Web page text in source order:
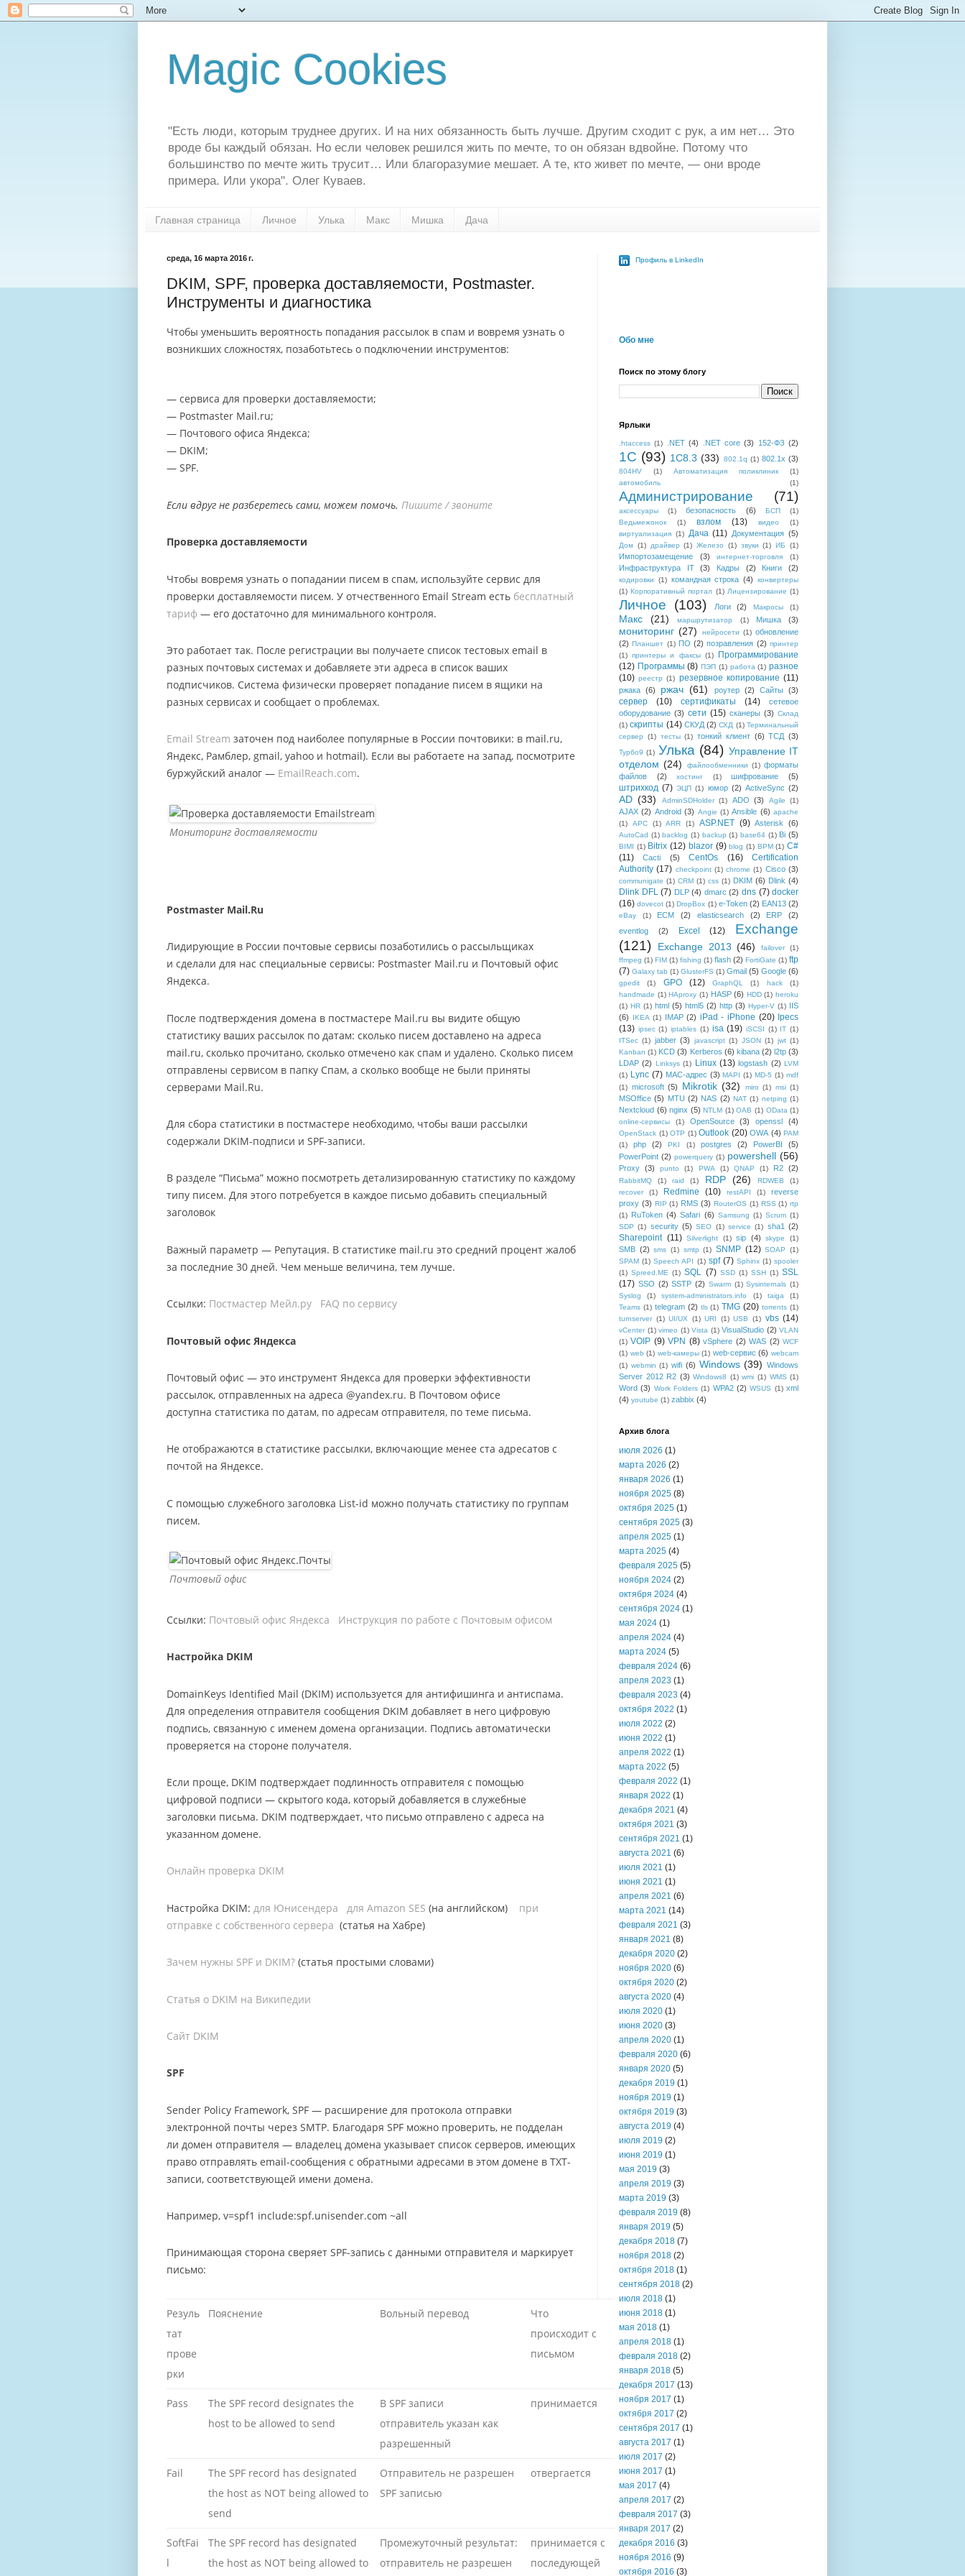
Magic Cookies
"Есть люди, которым труднее других. И на них обязанность быть лучше. Другим сходит с рук, а им нет… Это
вроде бы каждый обязан. Но если человек решился жить по мечте, то он обязан вдвойне. Потому что
большинство по мечте жить трусит… Или благоразумие мешает. А те, кто живет по мечте, — они вроде
примера. Или укора". Олег Куваев.
Главная страница Личное Улька Макс Мишка Дача
среда, 16 марта 2016 г.
DKIM, SPF, проверка доставляемости, Postmaster.
Инструменты и диагностика
Чтобы уменьшить вероятность попадания рассылок в спам и вовремя узнать о
возникших сложностях, позаботьтесь о подключении инструментов:
— сервиса для проверки доставляемости;
— Postmaster Mail.ru;
— Почтового офиса Яндекса;
— DKIM;
— SPF.
Если вдруг не разберетесь сами, можем помочь. Пишите / звоните
Проверка доставляемости
Чтобы вовремя узнать о попадании писем в спам, используйте сервис для
проверки доставляемости писем. У отчественного Email Stream есть бесплатный
тариф — его достаточно для минимального контроля.
Это работает так. После регистрации вы получаете список тестовых email в
разных почтовых системах и добавляете эти адреса в список ваших
подписчиков. Система физически проверяет попадание писем в ящики на
разных сервисах и сообщает о проблемах.
Еmail Stream заточен под наиболее популярные в России почтовики: в mail.ru,
Яндекс, Рамблер, gmail, yahoo и hotmail). Если вы работаете на запад, посмотрите
буржуйский аналог — EmailReach.com.
Мониторинг доставляемости
Postmaster Mail.Ru
Лидирующие в России почтовые сервисы позаботились о рассыльщиках
и сделали для нас специальные сервисы: Postmaster Mail.ru и Почтовый офис
Яндекса.
После подтверждения домена в постмастере Mail.ru вы видите общую
статистику ваших рассылок по датам: сколько писем доставлено на адреса
mail.ru, сколько прочитано, сколько отмечено как спам и удалено. Сколько писем
отправлены сервисом в папку Спам, а сколько вообще не были приняты
серверами Mail.Ru.
Для сбора статистики в постмастере необходимо, чтобы ваши рассылки
содержали DKIM-подписи и SPF-записи.
В разделе “Письма” можно посмотреть детализированную статистику по каждому
типу писем. Для этого потребуется в каждое письмо добавить специальный
заголовок
Важный параметр — Репутация. В статистике mail.ru это средний процент жалоб
за последние 30 дней. Чем меньше величина, тем лучше.
Ссылки: Постмастер Мейл.ру FAQ по сервису
Почтовый офис Яндекса
Почтовый офис — это инструмент Яндекса для проверки эффективности
рассылок, отправленных на адреса @yandex.ru. В Почтовом офисе
доступна статистика по датам, по адресам отправителя, по теме письма.
Не отображаются в статистике рассылки, включающие менее ста адресатов с
почтой на Яндексе.
С помощью служебного заголовка List-id можно получать статистику по группам
писем.
Почтовый офис
Ссылки: Почтовый офис Яндекса Инструкция по работе с Почтовым офисом
Настройка DKIM
DomainKeys Identified Mail (DKIM) используется для антифишинга и антиспама.
Для определения отправителя сообщения DKIM добавляет в него цифровую
подпись, связанную с именем домена организации. Подпись автоматически
проверяется на стороне получателя.
Если проще, DKIM подтверждает подлинность отправителя c помощью
цифровой подписи — скрытого кода, который добавляется в служебные
заголовки письма. DKIM подтверждает, что письмо отправлено с адреса на
указанном домене.
Онлайн проверка DKIM
Настройка DKIM: для Юнисендера для Amazon SES (на английском) при
отправке с собственного сервера (статья на Хабре)
Зачем нужны SPF и DKIM? (статья простыми словами)
Статья о DKIM на Википедии
Сайт DKIM
SPF
Sender Policy Framework, SPF — расширение для протокола отправки
электронной почты через SMTP. Благодаря SPF можно проверить, не подделан
ли домен отправителя — владелец домена указывает список серверов, имеющих
право отправлять email-сообщения с обратными адресами в этом домене в TXT-
записи, соответствующей имени домена.
Например, v=spf1 include:spf.unisender.com ~all
Принимающая сторона сверяет SPF-запись с данными отправителя и маркирует
письмо:
Резуль
тат
прове
рки
Пояснение Вольный перевод
Что
происходит с
письмом
Pass
The SPF record designates the
host to be allowed to send
В SPF записи
отправитель указан как
разрешенный
принимается
Fail
The SPF record has designated
the host as NOT being allowed to
send
Отправитель не разрешен
SPF записью
отвергается
SoftFai
l
The SPF record has designated
the host as NOT being allowed to
Промежуточный результат:
отправитель не разрешен
принимается с
последующей
Профиль в LinkedIn
Обо мне
Поиск по этому блогу
Ярлыки
.htaccess (1) .NET (4) .NET core (3) 152-ФЗ (2)
1С (93) 1C8.3 (33) 802.1q (1) 802.1x (3)
804HV (1) Автоматизация поликлиник
(1)
автомобиль
(1)
Администрирование (71)
аксессуары (1) безопасность (6) БСП
(1)
Ведьмежонок
(1) взлом (13) видео
(1)
виртуализация (1) Дача (11) Документация (5)
Дом (1) драйвер (1) Железо (1) звуки (1) ИБ (1)
Импортозамещение (3) интернет-торговля (1)
Инфраструктура IT (3) Кадры (2) Книги (2)
кодировки (1) командная строка (4)
конвертеры
(1) Корпоративный портал (1) Лицензирование (1)
Личное (103) Логи (2) Макросы (1)
Макс (21) маршрутизатор (1) Мишка (3)
мониторинг (27) нейросети (1) обновление
(2) Планшет (1) ПО (2) позравления (2) принтер
(1) принтеры и факсы (1)
Программирование
(12) Программы (8) ПЭП (1) работа (1) разное
(10) реестр (1) резервное копирование (11)
ржака (6) ржач (61) роутер (2) Сайты (3)
сервер (10) сертификаты (14)
сетевое
оборудование (3) сети (15) сканеры (3) Склад
(1) скрипты (14) СКУД (2) СХД (1) Терминальный
сервер
(1) тесты (1) тонкий клиент (6) ТСД (3)
Турбо9 (1) Улька (84) Управление IT
отделом (24) файлообменники (1) форматы
файлов
(2) хостинг (1) шифрование (5)
штрихкод (7) ЭЦП (1) юмор (2) ActiveSync (2)
AD (33) AdminSDHolder (1) ADO (3) Agile (1)
AJAX (2) Android (3) Angie (1) Ansible (6) apache
(1)
APC (1) ARR (1) ASP.NET (9) Asterisk (6)
AutoCad (1) backlog (1) backup (1) base64 (1) Bi (5)
BIMI (1) Bitrix (12) blazor (9) blog (1) BPM (1) C#
(11)
Cacti (5) CentOs (16)
Certification
Authority (17) checkpoint (1) chrome (1) Cisco (3)
communigate (1) CRM (1) css (1) DKIM (6) Dlink (4)
Dlink DFL (7) DLP (4) dmarc (2) dns (7) docker
(16) dovecot (1) DropBox (1) e-Token (2) EAN13 (2)
eBay (1) ECM (2) elasticsearch (2) ERP
(2)
eventlog
(2) Excel (12)
Exchange
(121)
Exchange 2013 (46) failover
(1)
ffmpeg (1) FIM (1) fishing (1) flash (2) FortiGate (1) ftp
(7) Galaxy tab (1) GlusterFS (1) Gmail (5) Google (6)
gpedit (1) GPO (12) GraphQL (1) hack
(1)
handmade (1) HAproxy (1) HASP (6) HDD (1) heroku
(1) HR (1) html (5) html5 (2) http (3) Hyper-V (1) IIS
(6)
IKEA (1) IMAP (2) iPad - iPhone (20) Ipecs
(13) ipsec (1) iptables (1) isa (19) iSCSI (1) IT (1)
ITSec (1) jabber (3) javascript (1) JSON (1) jwt (1)
Kanban (1) KCD (3) Kerberos (6) kibana (2) l2tp (3)
LDAP (2) Linksys (1) Linux (13) logstash (2) LVM
(1) Lync (7) MAC-адрес (3) MAPI (1) MD-5 (1) mdf
(1) microsoft (5) Mikrotik (32) miro (1) msi (1)
MSOffice (5) MTU (2) NAS (2) NAT (1) netping (1)
Nextcloud (6) nginx (5) NTLM (1) OAB (1) OData (1)
online-сервисы
(1) OpenSource (3) openssl (4)
OpenStack (1) OTP (1) Outlook (20) OWA (4) PAM
(1)
php (2) PKI (1) postgres (2) PowerBI
(5)
PowerPoint (2) powerquery (1) powershell (56)
Proxy (3) punto (1) PWA (1) QNAP (1) R2 (2)
RabbitMQ (1) raid (1) RDP (26) RDWEB
(1)
recover
(1) Redmine (10) restAPI (1)
reverse
proxy (3) RIP (1) RMS (3) RouterOS (1) RSS (1) rtp
(1) RuToken (4) Safari (6) Samsung (1) Scrum (1)
SDP (1) security (5) SEO (1) service (1) sha1 (2)
Sharepoint (11) Silverlight (1) sip (4) skype (1)
SMB (2) sms (1) smtp (1) SNMP (12) SOAP
(1)
SPAM (1) Speech API (1) spf (7) Sphinx (1) spooler
(1) Spreed.ME (1) SQL (7) SSD (1) SSH (1) SSL
(17) SSO (2) SSTP (2) Swarm (1) Sysinternals (1)
Syslog
(1) system-administrators.info (1) taiga
(1)
Teams (1) telegram (2) tls (1) TMG (20) torrents (1)
turnserver (1) UI/UX (1) URI (1) USB (1) vbs (14)
vCenter (1) vimeo (1) Vista (1) VisualStudio (2) VLAN
(1) VOIP (9) VPN (8) vSphere (2) WAS (2) WCF
(1) web (1) web-камеры (1) web-сервис (6) webcam
(1) webmin (1) wifi (6) Windows (39) Windows
Server 2012 R2 (3) Windows8 (1) wmi (1) WMS (1)
Word (3) Work Folders (1) WPA2 (2) WSUS (1) xml
(4) youtube (1) zabbix (4)
Архив блога
июля 2026 (1)
марта 2026 (2)
января 2026 (1)
ноября 2025 (8)
октября 2025 (1)
сентября 2025 (3)
апреля 2025 (1)
марта 2025 (4)
февраля 2025 (5)
ноября 2024 (2)
октября 2024 (4)
сентября 2024 (1)
мая 2024 (1)
апреля 2024 (4)
марта 2024 (5)
февраля 2024 (6)
апреля 2023 (1)
февраля 2023 (4)
октября 2022 (1)
июля 2022 (2)
июня 2022 (1)
апреля 2022 (1)
марта 2022 (5)
февраля 2022 (1)
января 2022 (1)
декабря 2021 (4)
октября 2021 (3)
сентября 2021 (1)
августа 2021 (6)
июля 2021 (1)
июня 2021 (1)
апреля 2021 (6)
марта 2021 (14)
февраля 2021 (3)
января 2021 (8)
декабря 2020 (2)
ноября 2020 (6)
октября 2020 (2)
августа 2020 (4)
июля 2020 (1)
июня 2020 (3)
апреля 2020 (1)
февраля 2020 (6)
января 2020 (5)
декабря 2019 (1)
ноября 2019 (1)
октября 2019 (3)
августа 2019 (4)
июля 2019 (2)
июня 2019 (1)
мая 2019 (3)
апреля 2019 (3)
марта 2019 (3)
февраля 2019 (8)
января 2019 (5)
декабря 2018 (7)
ноября 2018 (2)
октября 2018 (1)
сентября 2018 (2)
июля 2018 (1)
июня 2018 (1)
мая 2018 (1)
апреля 2018 (1)
февраля 2018 (2)
января 2018 (5)
декабря 2017 (13)
ноября 2017 (1)
октября 2017 (2)
сентября 2017 (1)
августа 2017 (1)
июля 2017 (2)
июня 2017 (1)
мая 2017 (4)
апреля 2017 (2)
февраля 2017 (3)
января 2017 (2)
декабря 2016 (3)
ноября 2016 (9)
октября 2016 (3)